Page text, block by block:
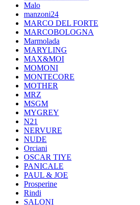
Malo
manzoni24
MARCO DEL FORTE
MARCOBOLOGNA
Marmolada
MARYLING
MAX&MOI
MOMONI
MONTECORE
MOTHER
MRZ
MSGM
MYGREY
N21
NERVURE
NUDE
Orciani
OSCAR TIYE
PANICALE
PAUL & JOE
Prosperine
Rindi
SALONI